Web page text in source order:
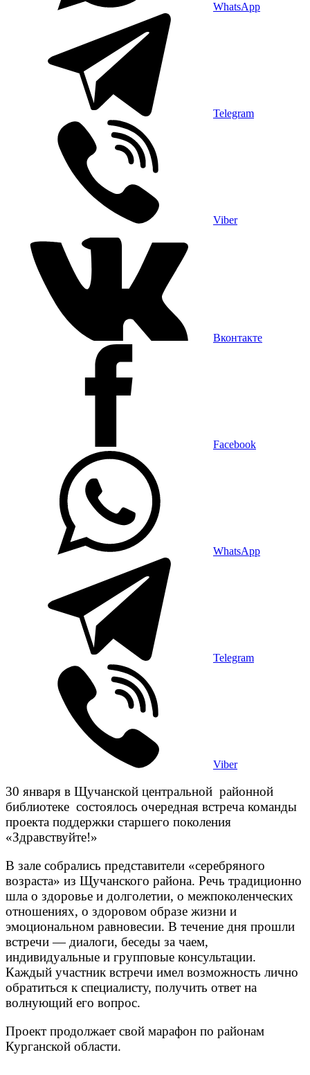
WhatsApp
Telegram
Viber
Вконтакте
Facebook
WhatsApp
Telegram
Viber
30 января в Щучанской центральной районной
библиотеке состоялось очередная встреча команды
проекта поддержки старшего поколения
«Здравствуйте!»
В зале собрались представители «серебряного
возраста» из Щучанского района. Речь традиционно
шла о здоровье и долголетии, о межпоколенческих
отношениях, о здоровом образе жизни и
эмоциональном равновесии. В течение дня прошли
встречи — диалоги, беседы за чаем,
индивидуальные и групповые консультации.
Каждый участник встречи имел возможность лично
обратиться к специалисту, получить ответ на
волнующий его вопрос.
Проект продолжает свой марафон по районам
Курганской области.